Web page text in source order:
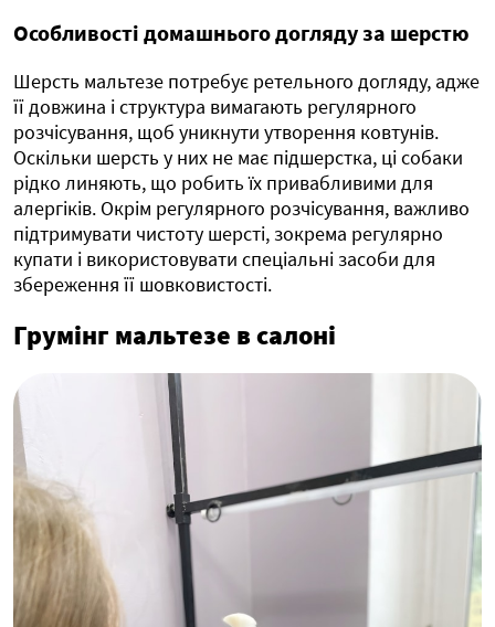
Особливості домашнього догляду за шерстю
Шерсть мальтезе потребує ретельного догляду, адже
її довжина і структура вимагають регулярного
розчісування, щоб уникнути утворення ковтунів.
Оскільки шерсть у них не має підшерстка, ці собаки
рідко линяють, що робить їх привабливими для
алергіків. Окрім регулярного розчісування, важливо
підтримувати чистоту шерсті, зокрема регулярно
купати і використовувати спеціальні засоби для
збереження її шовковистості.
Грумінг мальтезе в салоні